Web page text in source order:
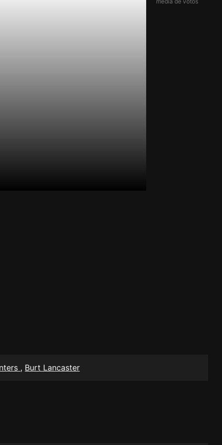
, Burt Lancaster